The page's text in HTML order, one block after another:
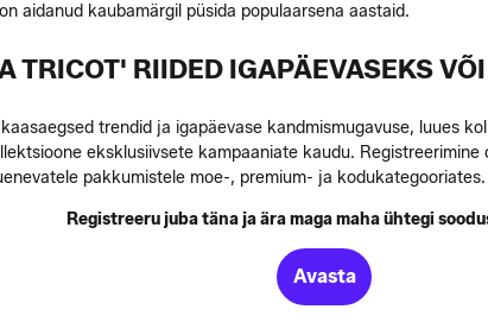
aidanud kaubamärgil püsida populaarsena aastaid.
TRICOT' RIIDED IGAPÄEVASEKS
trendid ja igapäevase kandmismugavuse, luues
eksklusiivsete kampaaniate kaudu.
pakkumistele moe-, premium- ja
Registreeru juba täna ja ära maga maha ühtegi
Avasta